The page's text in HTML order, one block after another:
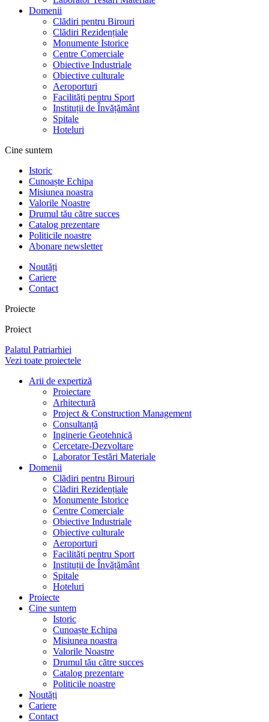
Domenii
Clădiri pentru Birouri
Clădiri Rezidențiale
Monumente Istorice
Centre Comerciale
Obiective Industriale
Obiective culturale
Aeroporturi
Facilități pentru Sport
Instituții de Învățământ
Spitale
Hoteluri
Cine suntem
Istoric
Cunoaște Echipa
Misiunea noastra
Valorile Noastre
Drumul tău către succes
Catalog prezentare
Politicile noastre
Abonare newsletter
Noutăți
Cariere
Contact
Proiecte
Proiect
Palatul Patriarhiei
Vezi toate proiectele
Arii de expertiză
Proiectare
Arhitectură
Project & Construction Management
Consultanță
Inginerie Geotehnică
Cercetare-Dezvoltare
Laborator Testări Materiale
Domenii
Clădiri pentru Birouri
Clădiri Rezidențiale
Monumente Istorice
Centre Comerciale
Obiective Industriale
Obiective culturale
Aeroporturi
Facilități pentru Sport
Instituții de Învățământ
Spitale
Hoteluri
Proiecte
Cine suntem
Istoric
Cunoaște Echipa
Misiunea noastra
Valorile Noastre
Drumul tău către succes
Catalog prezentare
Politicile noastre
Noutăți
Cariere
Contact